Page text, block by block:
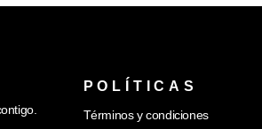
POLÍTICAS
Términos y condiciones